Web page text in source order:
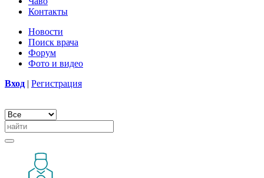
Контакты
Новости
Поиск врача
Форум
Фото и видео
Вход | Регистрация